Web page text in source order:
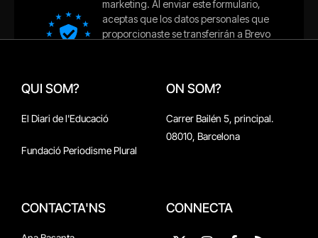
QUI SOM?
El Diari de l'Educació
Fundació Periodisme Plural
ON SOM?
Carrer Bailén 5, principal.
08010, Barcelona
CONTACTA'NS CONNECTA